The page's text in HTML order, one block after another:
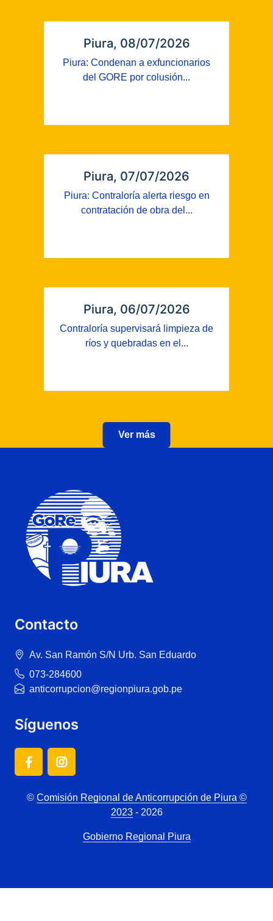
Piura, 08/07/2026
Piura: Condenan a exfuncionarios
del GORE por colusión...
Piura, 07/07/2026
Piura: Contraloría alerta riesgo en
contratación de obra del...
Piura, 06/07/2026
Contraloría supervisará limpieza de
ríos y quebradas en el...
Ver más
Contacto
Av. San Ramón S/N Urb. San Eduardo
073-284600
anticorrupcion@regionpiura.gob.pe
Síguenos
© Comisión Regional de Anticorrupción de Piura ©
2023- 2026
Gobierno Regional Piura